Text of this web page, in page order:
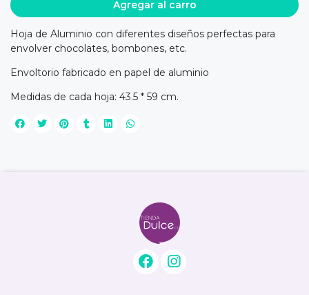
Agregar al carro
Hoja de Aluminio con diferentes diseños perfectas para
envolver chocolates, bombones, etc.
Envoltorio fabricado en papel de aluminio
Medidas de cada hoja: 43.5 * 59 cm.